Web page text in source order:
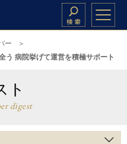
ー
う 病院挙げて運営を積極サポート
ト
digest